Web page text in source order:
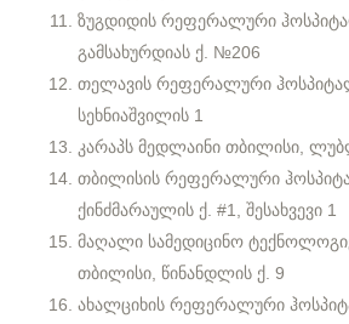
ზუგდიდის რეფერალური
გამსახურდიას ქ. №206
თელავის რეფერალური
სეხნიაშვილის 1
კარაპს მედლაინი თბილისი,
თბილისის რეფერალური
ქინძმარაულის ქ. #1, შესახვევი 1
მაღალი სამედიცინო
თბილისი, წინანდლის ქ. 9
ახალციხის რეფერალური